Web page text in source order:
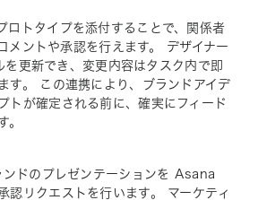
ロトタイプを添付することで、関係者
メントや承認を行えます。 デザイナー
更新でき、変更内容はタスク内で即
す。 この連携により、ブランドアイデ
トが確定される前に、確実にフィード
。
ンドのプレゼンテーションを Asana
認リクエストを行います。 マーケティ